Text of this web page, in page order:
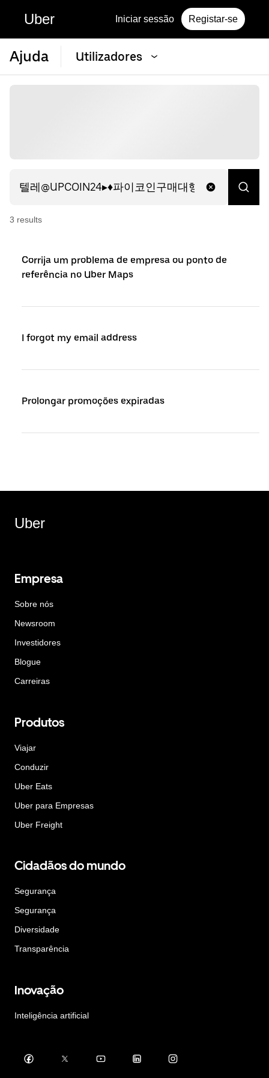
Uber Iniciar sessão Registar-se
Ajuda Utilizadores
3 results
Corrija um problema de empresa ou ponto de
referência no Uber Maps
I forgot my email address
Prolongar promoções expiradas
Uber
Empresa
Sobre nós
Newsroom
Investidores
Blogue
Carreiras
Produtos
Viajar
Conduzir
Uber Eats
Uber para Empresas
Uber Freight
Cidadãos do mundo
Segurança
Segurança
Diversidade
Transparência
Inovação
Inteligência artificial